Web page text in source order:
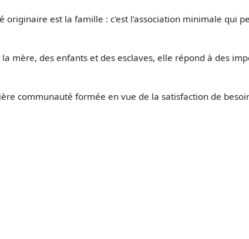
originaire est la famille : c'est l'association minimale qui
mère, des enfants et des esclaves, elle répond à des
communauté formée en vue de la satisfaction de